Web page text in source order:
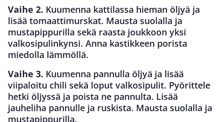
Vaihe 2. Kuumenna kattilassa hieman öljyä ja
lisää tomaattimurskat. Mausta suolalla ja
mustapippurilla sekä raasta joukkoon yksi
valkosipulinkynsi. Anna kastikkeen porista
miedolla lämmöllä.
Vaihe 3. Kuumenna pannulla öljyä ja lisää
viipaloitu chili sekä loput valkosipulit. Pyörittele
hetki öljyssä ja poista ne pannulta. Lisää
jauheliha pannulle ja ruskista. Mausta suolalla ja
mustapippurilla.